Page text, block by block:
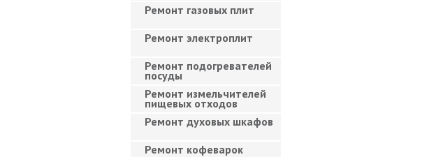
Ремонт газовых плит
Ремонт электроплит
Ремонт подогревателей
посуды
Ремонт измельчителей
пищевых отходов
Ремонт духовых шкафов
Ремонт кофеварок